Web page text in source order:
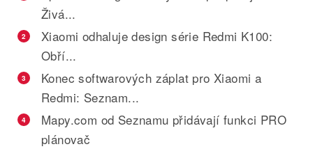
Živá...
2
Xiaomi odhaluje design série Redmi K100:
Obří...
3
Konec softwarových záplat pro Xiaomi a
Redmi: Seznam...
4
Mapy.com od Seznamu přidávají funkci PRO
plánovač